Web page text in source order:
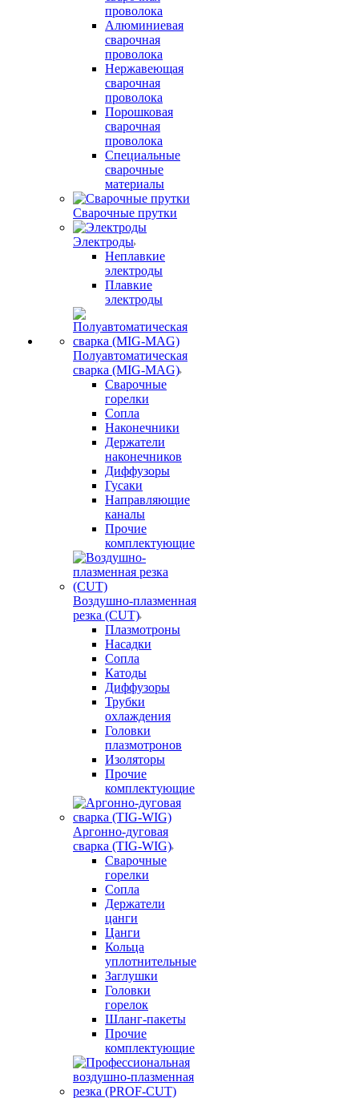
проволока
Алюминиевая
сварочная
проволока
Нержавеющая
сварочная
проволока
Порошковая
сварочная
проволока
Специальные
сварочные
материалы
Сварочные прутки
Электроды
Неплавкие
электроды
Плавкие
электроды
Полуавтоматическая
сварка (MIG-MAG)
Сварочные
горелки
Сопла
Наконечники
Держатели
наконечников
Диффузоры
Гусаки
Направляющие
каналы
Прочие
комплектующие
Воздушно-плазменная
резка (CUT)
Плазмотроны
Насадки
Сопла
Катоды
Диффузоры
Трубки
охлаждения
Головки
плазмотронов
Изоляторы
Прочие
комплектующие
Аргонно-дуговая
сварка (TIG-WIG)
Сварочные
горелки
Сопла
Держатели
цанги
Цанги
Кольца
уплотнительные
Заглушки
Головки
горелок
Шланг-пакеты
Прочие
комплектующие